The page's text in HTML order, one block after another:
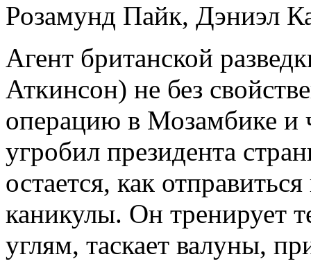
Розамунд Пайк, Дэниэл
Агент британской
Аткинсон) не без
операцию в Мозамбике и
угробил президента
остается, как
каникулы. Он тренирует
углям, таскает валуны,